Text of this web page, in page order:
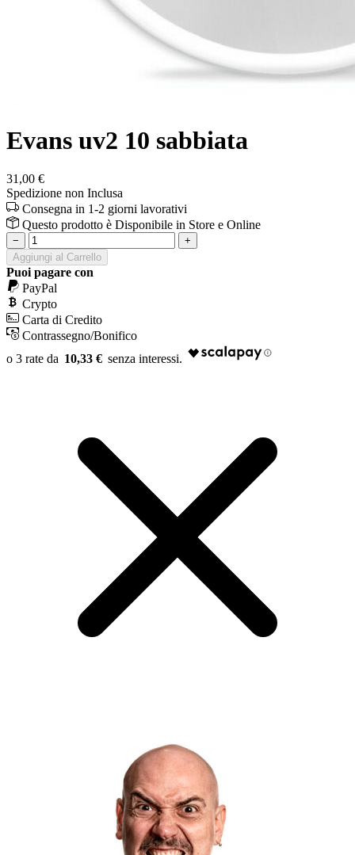
Evans uv2 10 sabbiata
31,00 €
Spedizione non Inclusa
Consegna in 1-2 giorni lavorativi
Questo prodotto è Disponibile in Store e Online
−
+
Aggiungi al Carrello
Puoi pagare con
PayPal
Crypto
Carta di Credito
Contrassegno/Bonifico
10,33 €